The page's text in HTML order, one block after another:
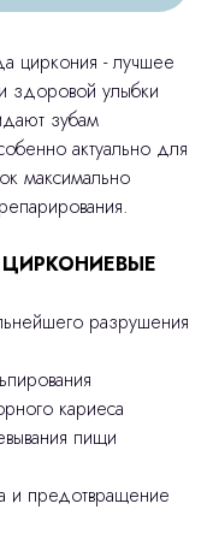
циркония - лучшее
здоровой улыбки
зубам
актуально для
максимально
разрушения
кариеса
пищи
и предотвращение